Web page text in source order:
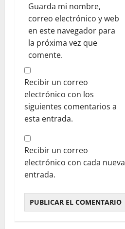
Guarda mi nombre,
correo electrónico y web
en este navegador para
la próxima vez que
comente.
Recibir un correo
electrónico con los
siguientes comentarios a
esta entrada.
Recibir un correo
electrónico con cada nueva
entrada.